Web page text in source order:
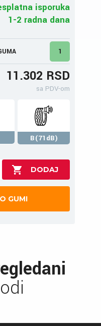
isporuka
1-2 radna dana
1
11.302 RSD
sa PDV-om
B(71dB)
GUMI